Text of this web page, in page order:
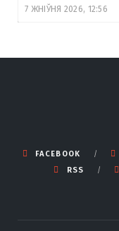
7 ЖНІЎНЯ 2026, 12:56
FACEBOOK
RSS